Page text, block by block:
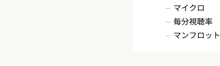
マイクロ
毎分視聴率
マンフロット